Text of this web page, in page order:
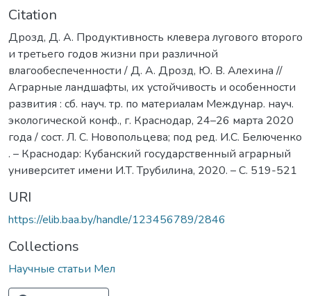
Citation
Дрозд, Д. А. Продуктивность клевера лугового второго
и третьего годов жизни при различной
влагообеспеченности / Д. А. Дрозд, Ю. В. Алехина //
Аграрные ландшафты, их устойчивость и особенности
развития : сб. науч. тр. по материалам Междунар. науч.
экологической конф., г. Краснодар, 24–26 марта 2020
года / сост. Л. С. Новопольцева; под ред. И.С. Белюченко
. – Краснодар: Кубанский государственный аграрный
университет имени И.Т. Трубилина, 2020. – С. 519-521
URI
https://elib.baa.by/handle/123456789/2846
Collections
Научные статьи Мел